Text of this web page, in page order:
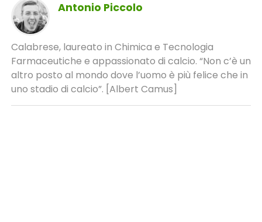
Antonio Piccolo
Calabrese, laureato in Chimica e Tecnologia
Farmaceutiche e appassionato di calcio. “Non c’è un
altro posto al mondo dove l’uomo è più felice che in
uno stadio di calcio”. [Albert Camus]